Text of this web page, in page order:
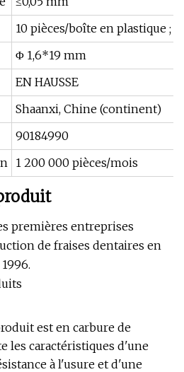
10 pièces/boîte en plastique ;
Φ 1,6*19 mm
EN HAUSSE
Shaanxi, Chine (continent)
90184990
1 200 000 pièces/mois
premières entreprises
de fraises dentaires en
est en carbure de
les caractéristiques d'une
à l'usure et d'une